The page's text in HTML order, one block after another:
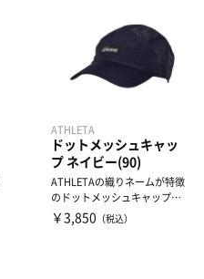
ATHLETA
ドットメッシュキャッ
プ ネイビー(90)
ATHLETAの織りネームが特徴
のドットメッシュキャップで
す。通気性に優れたメッ...
￥3,850 （税込）